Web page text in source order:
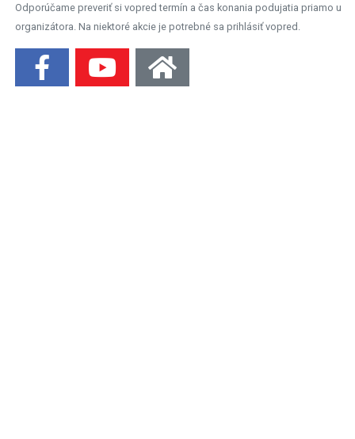
Odporúčame preveriť si vopred termín a čas konania podujatia priamo u
organizátora. Na niektoré akcie je potrebné sa prihlásiť vopred.